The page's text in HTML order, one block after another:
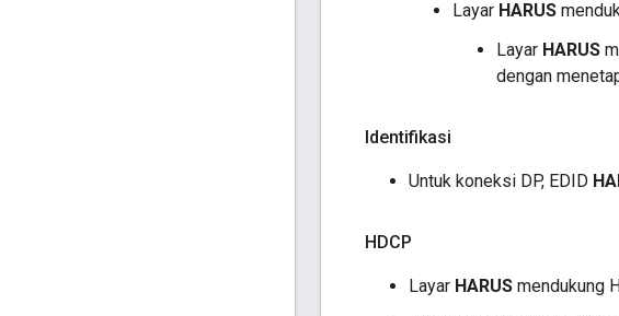
Layar HARUS
Layar HARUS
dengan
Identifikasi
Untuk koneksi DP, EDID
HDCP
Layar HARUS mendukung